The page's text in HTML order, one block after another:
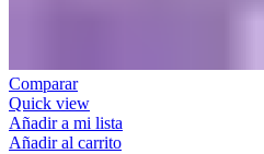
Comparar
Quick view
Añadir a mi lista
Añadir al carrito